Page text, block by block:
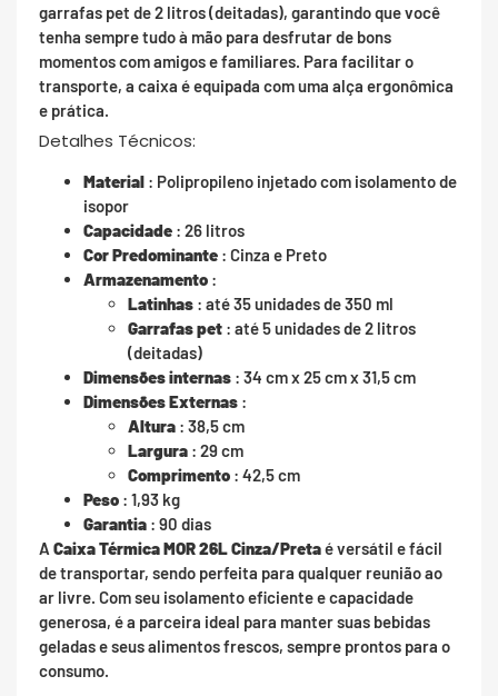
garrafas pet de 2 litros (deitadas), garantindo que você
tenha sempre tudo à mão para desfrutar de bons
momentos com amigos e familiares. Para facilitar o
transporte, a caixa é equipada com uma alça ergonômica
e prática.
Detalhes Técnicos:
Material : Polipropileno injetado com isolamento de
isopor
Capacidade : 26 litros
Cor Predominante : Cinza e Preto
Armazenamento :
Latinhas : até 35 unidades de 350 ml
Garrafas pet : até 5 unidades de 2 litros
(deitadas)
Dimensões internas : 34 cm x 25 cm x 31,5 cm
Dimensões Externas :
Altura : 38,5 cm
Largura : 29 cm
Comprimento : 42,5 cm
Peso : 1,93 kg
Garantia : 90 dias
A Caixa Térmica MOR 26L Cinza/Pretaé versátil e fácil
de transportar, sendo perfeita para qualquer reunião ao
ar livre. Com seu isolamento eficiente e capacidade
generosa, é a parceira ideal para manter suas bebidas
geladas e seus alimentos frescos, sempre prontos para o
consumo.